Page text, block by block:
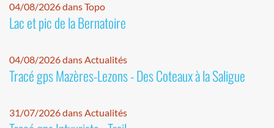
04/08/2026 dans Topo
Lac et pic de la Bernatoire
04/08/2026 dans Actualités
Tracé gps Mazères-Lezons - Des Coteaux à la Saligue
31/07/2026 dans Actualités